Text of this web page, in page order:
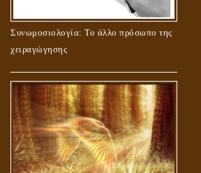
Συνωμοσιολογία: Το άλλο πρόσωπο της
χειραγώγησης